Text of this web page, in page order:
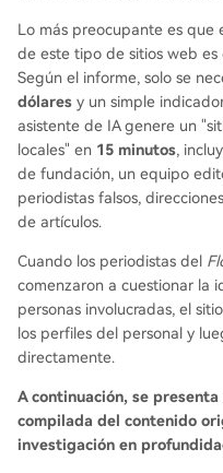
Lo más preocupante es que
de este tipo de sitios web
Según el informe, solo se
dólares y un simple
asistente de IA genere un
locales" en 15 minutos,
de fundación, un equipo
periodistas falsos,
de artículos.
Cuando los periodistas del
comenzaron a cuestionar la
personas involucradas, el
los perfiles del personal y
directamente.
A continuación, se
compilada del contenido
investigación en